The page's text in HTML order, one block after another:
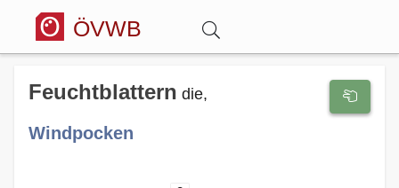
ÖVWB
Anmelden
Wörterbuch
Feuchtblattern die,
Windpocken